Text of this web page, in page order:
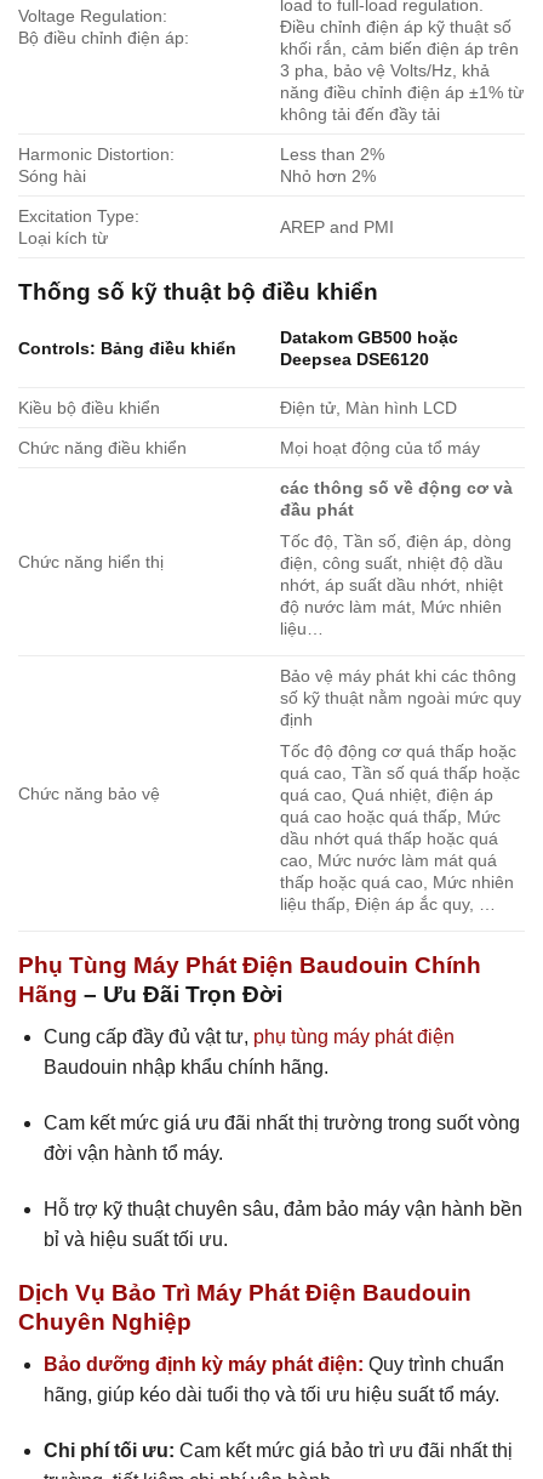
Voltage Regulation:
Bộ điều chỉnh điện áp:
load to full-load regulation.
Điều chỉnh điện áp kỹ thuật số
khối rắn, cảm biến điện áp trên
3 pha, bảo vệ Volts/Hz, khả
năng điều chỉnh điện áp ±1% từ
không tải đến đầy tải
Harmonic Distortion:
Sóng hài
Less than 2%
Nhỏ hơn 2%
Excitation Type:
Loại kích từ
AREP and PMI
Thống số kỹ thuật bộ điều khiển
Controls: Bảng điều khiển
Datakom GB500 hoặc
Deepsea DSE6120
Kiều bộ điều khiển Điện tử, Màn hình LCD
Chức năng điều khiển Mọi hoạt động của tổ máy
Chức năng hiển thị
các thông số về động cơ và
đầu phát
Tốc độ, Tần số, điện áp, dòng
điện, công suất, nhiệt độ dầu
nhớt, áp suất dầu nhớt, nhiệt
độ nước làm mát, Mức nhiên
liệu…
Chức năng bảo vệ
Bảo vệ máy phát khi các thông
số kỹ thuật nằm ngoài mức quy
định
Tốc độ động cơ quá thấp hoặc
quá cao, Tần số quá thấp hoặc
quá cao, Quá nhiệt, điện áp
quá cao hoặc quá thấp, Mức
dầu nhớt quá thấp hoặc quá
cao, Mức nước làm mát quá
thấp hoặc quá cao, Mức nhiên
liệu thấp, Điện áp ắc quy, …
Phụ Tùng Máy Phát Điện Baudouin Chính
Hãng – Ưu Đãi Trọn Đời
Cung cấp đầy đủ vật tư, phụ tùng máy phát điện
Baudouin nhập khẩu chính hãng.
Cam kết mức giá ưu đãi nhất thị trường trong suốt vòng
đời vận hành tổ máy.
Hỗ trợ kỹ thuật chuyên sâu, đảm bảo máy vận hành bền
bỉ và hiệu suất tối ưu.
Dịch Vụ Bảo Trì Máy Phát Điện Baudouin
Chuyên Nghiệp
Bảo dưỡng định kỳ máy phát điện: Quy trình chuẩn
hãng, giúp kéo dài tuổi thọ và tối ưu hiệu suất tổ máy.
Chi phí tối ưu: Cam kết mức giá bảo trì ưu đãi nhất thị